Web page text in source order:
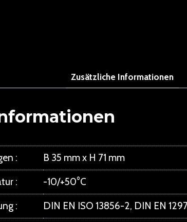
Zusätzliche Informationen
B 35 mm x H 71 mm
-10/+50°C
DIN EN ISO 13856-2, DIN EN